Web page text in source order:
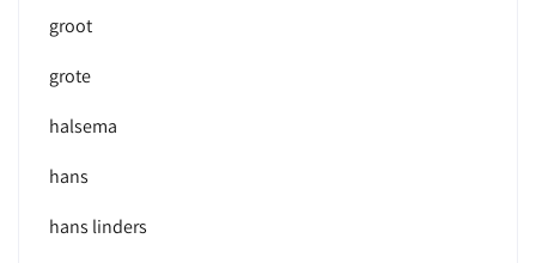
groot
grote
halsema
hans
hans linders